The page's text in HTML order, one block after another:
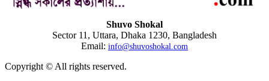
Shuvo Shokal
Sector 11, Uttara, Dhaka 1230, Bangladesh
Email: info@shuvoshokal.com
Copyright © All rights reserved.